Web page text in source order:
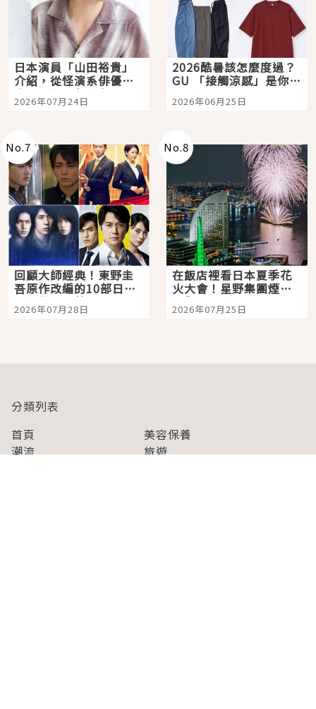
日本演員「山田裕貴」
介紹，從怪演系俳優走
向國民級日劇主角
2026年07月24日
2026酷暑該怎麼度過？
GU 「接觸涼感」是你的
夏日救星
2026年06月25日
No.7
回顧大師經典！東野圭
吾原作改編的10部日本
影視作品推薦
2026年07月28日
No.8
在飯店裡看日本夏季花
火大會！星野集團煙火
景觀飯店6選，讓你不用
人擠人悠閒欣賞
2026年07月25日
分類列表
首頁
美容保養
潮流
旅遊